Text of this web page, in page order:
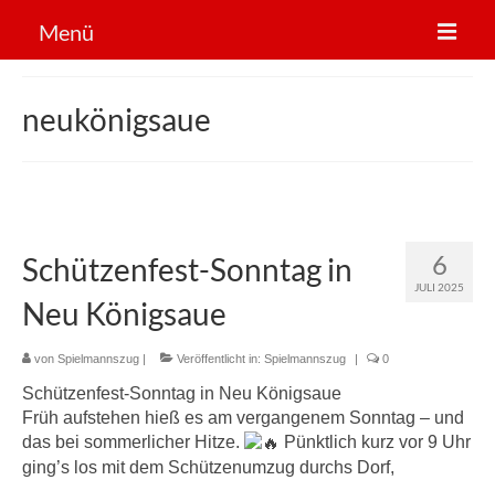
Menü
Sportarten
neukönigsaue
6
JULI 2025
Schützenfest-Sonntag in
Neu Königsaue
von Spielmannszug | Veröffentlicht in: Spielmannszug | 0
Schützenfest-Sonntag in Neu Königsaue
Früh aufstehen hieß es am vergangenem Sonntag – und
das bei sommerlicher Hitze.
Pünktlich kurz vor 9 Uhr
ging’s los mit dem Schützenumzug durchs Dorf,